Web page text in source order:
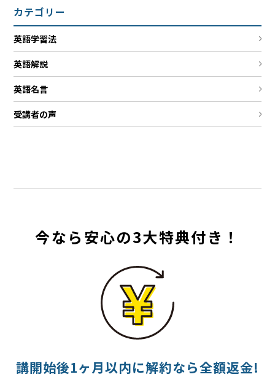
カテゴリー
英語学習法
英語解説
英語名言
受講者の声
今なら安心の3大特典付き！
講開始後1ヶ月以内に解約なら全額返金!